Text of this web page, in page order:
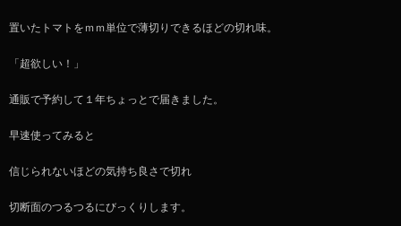
置いたトマトをｍｍ単位で薄切りできるほどの切れ味。
「超欲しい！」
通販で予約して１年ちょっとで届きました。
早速使ってみると
信じられないほどの気持ち良さで切れ
切断面のつるつるにびっくりします。